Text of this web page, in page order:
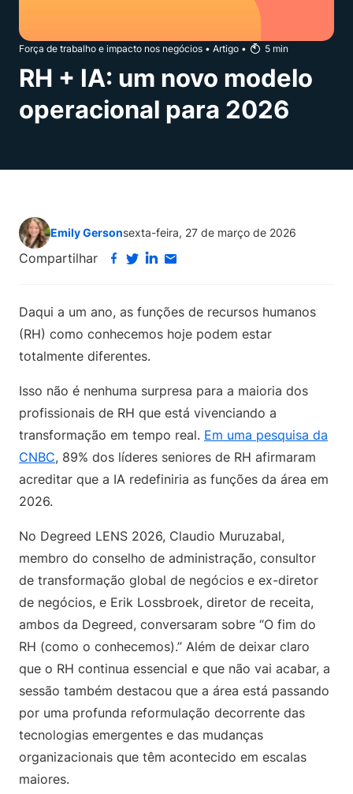
Força de trabalho e impacto nos negócios • Artigo • 5 min
RH + IA: um novo modelo
operacional para 2026
Emily Gersonsexta-feira, 27 de março de 2026
Compartilhar
Daqui a um ano, as funções de recursos humanos
(RH) como conhecemos hoje podem estar
totalmente diferentes.
Isso não é nenhuma surpresa para a maioria dos
profissionais de RH que está vivenciando a
transformação em tempo real. Em uma pesquisa da
CNBC, 89% dos líderes seniores de RH afirmaram
acreditar que a IA redefiniria as funções da área em
2026.
No Degreed LENS 2026, Claudio Muruzabal,
membro do conselho de administração, consultor
de transformação global de negócios e ex-diretor
de negócios, e Erik Lossbroek, diretor de receita,
ambos da Degreed, conversaram sobre “O fim do
RH (como o conhecemos).” Além de deixar claro
que o RH continua essencial e que não vai acabar, a
sessão também destacou que a área está passando
por uma profunda reformulação decorrente das
tecnologias emergentes e das mudanças
organizacionais que têm acontecido em escalas
maiores.